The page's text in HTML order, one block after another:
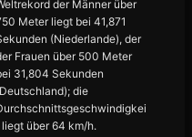
der Männer über
Meter liegt bei 41,871
(Niederlande), der
Frauen über 500 Meter
31,804 Sekunden
die
über 64 km/h.